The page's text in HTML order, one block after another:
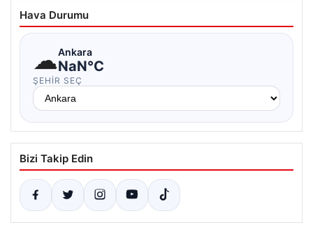
Hava Durumu
☁Ankara
NaN°C
ŞEHIR SEÇ
Bizi Takip Edin